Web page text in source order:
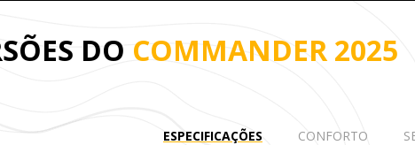
DO COMMANDER 2025
ESPECIFICAÇÕES CONFORTO